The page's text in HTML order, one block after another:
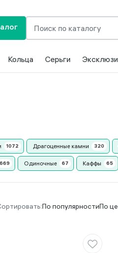
Кольца Серьги
Драгоценные камни
Одиночные Каффы
По популярностиПо